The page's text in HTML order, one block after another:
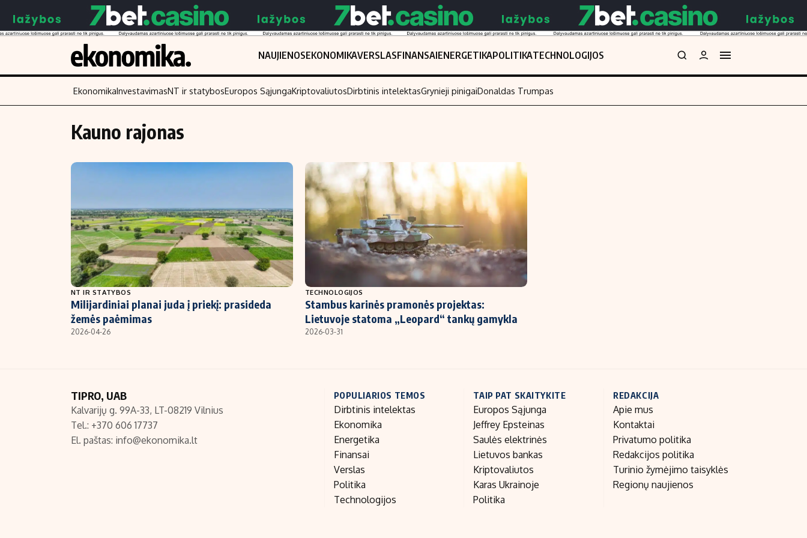
NAUJIENOSEKONOMIKAVERSLASFINANSAIENERGETIKAPOLITIKATECHNOLOGIJOS
Turinys
Naujienos
Energetika
Ekonomika
Politika
NT ir statybos
Finansai
Technologijos
Laisvalaikis
Investavimas
Akcijų rinka
Saulės elektrinės
Kriptovaliutos
Infliacija
Migracija
Nedarbo išmokos skaičiuoklė
Indėliai
Indėlių skaičiuoklė
Būsto finansai
EkonomikaInvestavimasNT ir statybosEuropos SąjungaKriptovaliutosDirbtinis intelektasGrynieji pinigaiDonaldas Trumpas
Kauno rajonas
NT IR STATYBOS
Milijardiniai planai juda į priekį: prasideda
žemės paėmimas
2026-04-26
TECHNOLOGIJOS
Stambus karinės pramonės projektas:
Lietuvoje statoma „Leopard“ tankų gamykla
2026-03-31
TIPRO, UAB
Kalvarijų g. 99A-33, LT-08219 Vilnius
Tel.: +370 606 17737
El. paštas: info@ekonomika.lt
POPULIARIOS TEMOS
Dirbtinis intelektas
Ekonomika
Energetika
Finansai
Verslas
Politika
Technologijos
TAIP PAT SKAITYKITE
Europos Sąjunga
Jeffrey Epsteinas
Saulės elektrinės
Lietuvos bankas
Kriptovaliutos
Karas Ukrainoje
Politika
REDAKCIJA
Apie mus
Kontaktai
Privatumo politika
Redakcijos politika
Turinio žymėjimo taisyklės
Regionų naujienos